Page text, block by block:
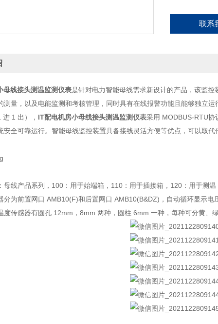
联系
母线接头测温监测仪表是针对电力智能母线需求新设计的产品，该监
测量，以及电能监测和考核管理，同时具有在线报警功能且能够独立
1 出）， IT配电机房小母线接头测温监测仪表采用 MODBUS-RTU协
安全可靠运行。智能母线监控装置具备接线灵活方便等优点，可以取代
母线产品系列，100：用于始端箱，110：用于插接箱，120：用于测
分为前置网口 AMB10(F)和后置网口 AMB10(B&DZ)，自动循环显示
度传感器有圆孔 12mm，8mm 两种，圆柱 6mm 一种，每种可分黄、